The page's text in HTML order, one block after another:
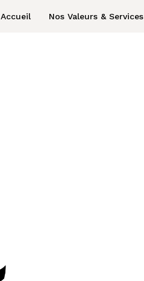
Accueil Nos Valeurs & Services